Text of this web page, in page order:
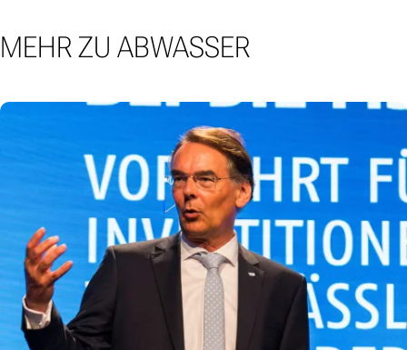
MEHR ZU ABWASSER